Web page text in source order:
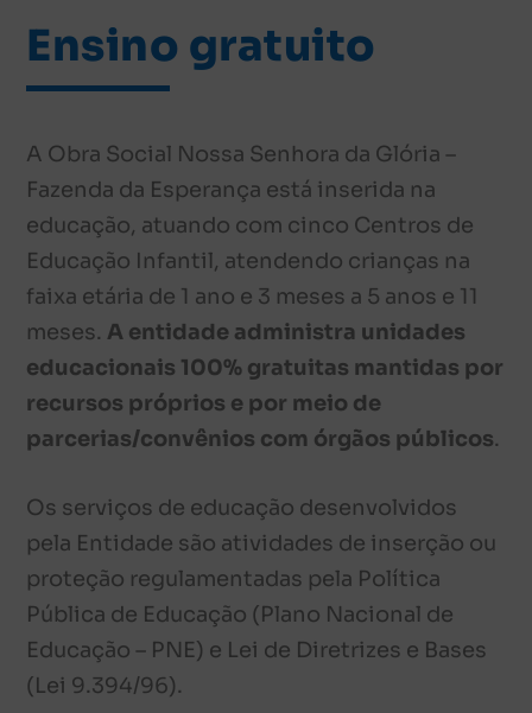
Ensino gratuito
A Obra Social Nossa Senhora da Glória –
Fazenda da Esperança está inserida na
educação, atuando com cinco Centros de
Educação Infantil, atendendo crianças na
faixa etária de 1 ano e 3 meses a 5 anos e 11
meses. A entidade administra unidades
educacionais 100% gratuitas mantidas por
recursos próprios e por meio de
parcerias/convênios com órgãos públicos.
Os serviços de educação desenvolvidos
pela Entidade são atividades de inserção ou
proteção regulamentadas pela Política
Pública de Educação (Plano Nacional de
Educação – PNE) e Lei de Diretrizes e Bases
(Lei 9.394/96).